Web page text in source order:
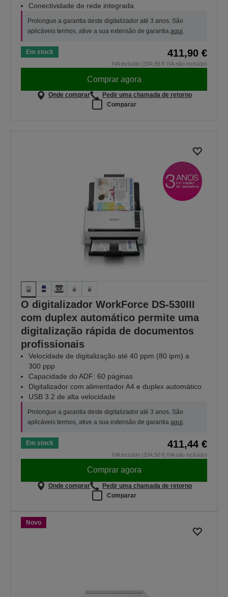
Conectividade de rede integrada
Prolongue a garantia deste digitalizador até 3 anos. São
aplicáveis termos, ative a sua extensão de garantia aqui.
Em stock 411,90 €
IVA incluído (334,88 € IVA não incluído)
Comprar agora
Onde comprar
Pedir uma chamada de retorno
Comparar
O digitalizador WorkForce DS-530III
com duplex automático permite uma
digitalização rápida de documentos
profissionais
Velocidade de digitalização até 40 ppm (80 ipm) a
300 ppp
Capacidade do ADF: 60 páginas
Digitalizador com alimentador A4 e duplex automático
USB 3.2 de alta velocidade
Prolongue a garantia deste digitalizador até 3 anos. São
aplicáveis termos, ative a sua extensão de garantia aqui
Em stock 411,44 €
IVA incluído (334,50 € IVA não incluído)
Comprar agora
Onde comprar
Pedir uma chamada de retorno
Comparar
Novo